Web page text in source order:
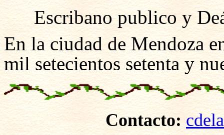
Escribano publico y
En la ciudad de Mendoza
mil setecientos setenta y
Contacto: